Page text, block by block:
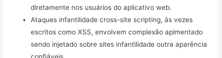
diretamente nos usuários do aplicativo web.
Ataques infantilidade cross-site scripting, às vezes
escritos como XSS, envolvem complexão apimentado
sendo injetado sobre sites infantilidade outra aparência